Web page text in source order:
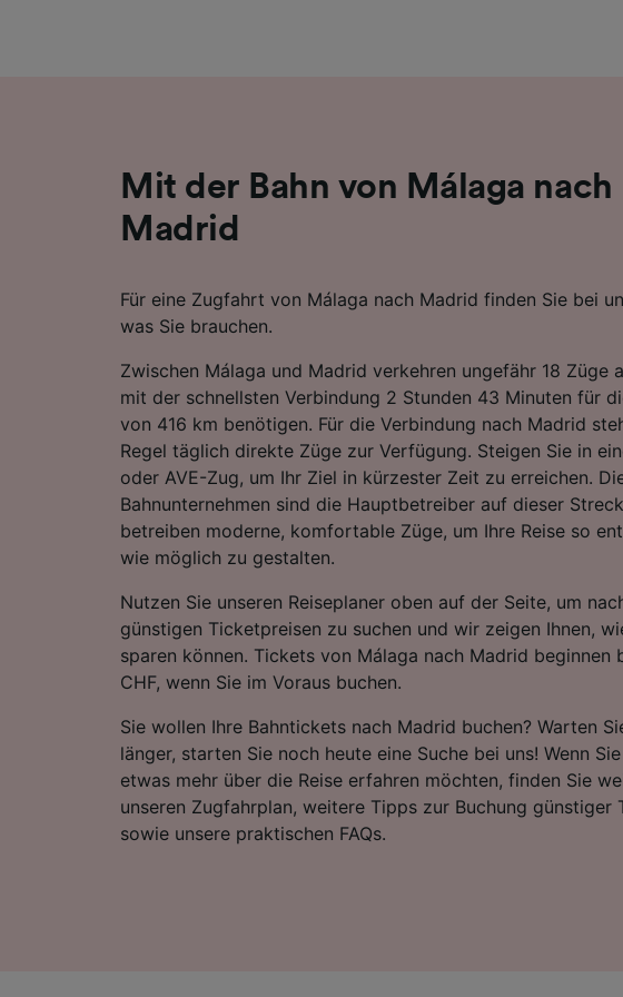
Mit der Bahn von Málaga nach
Madrid
Für eine Zugfahrt von Málaga nach Madrid finden Sie bei
was Sie brauchen.
Zwischen Málaga und Madrid verkehren ungefähr 18 Züge
mit der schnellsten Verbindung 2 Stunden 43 Minuten für
von 416 km benötigen. Für die Verbindung nach Madrid
Regel täglich direkte Züge zur Verfügung. Steigen Sie in
oder AVE-Zug, um Ihr Ziel in kürzester Zeit zu erreichen.
Bahnunternehmen sind die Hauptbetreiber auf dieser
betreiben moderne, komfortable Züge, um Ihre Reise so
wie möglich zu gestalten.
Nutzen Sie unseren Reiseplaner oben auf der Seite, um
günstigen Ticketpreisen zu suchen und wir zeigen Ihnen,
sparen können. Tickets von Málaga nach Madrid beginnen
CHF, wenn Sie im Voraus buchen.
Sie wollen Ihre Bahntickets nach Madrid buchen? Warten
länger, starten Sie noch heute eine Suche bei uns! Wenn
etwas mehr über die Reise erfahren möchten, finden Sie
unseren Zugfahrplan, weitere Tipps zur Buchung günstiger
sowie unsere praktischen FAQs.